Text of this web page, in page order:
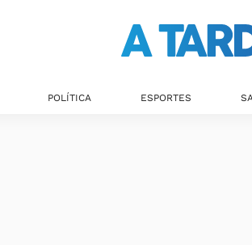
POLÍTICA ESPORTES